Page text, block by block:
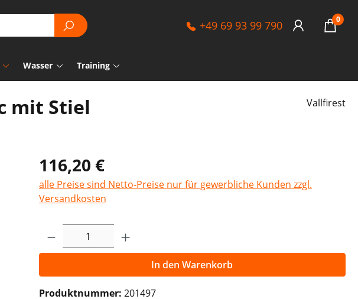
+49 69 93 99 790 0
Wasser Training
mit Stiel Vallfirest
116,20 €
alle Preise sind Netto-Preise nur für gewerbliche Kunden zzgl.
Versandkosten
Produkt Anzahl: Gib den gewünschten Wert
In den Warenkorb
Produktnummer: 201497